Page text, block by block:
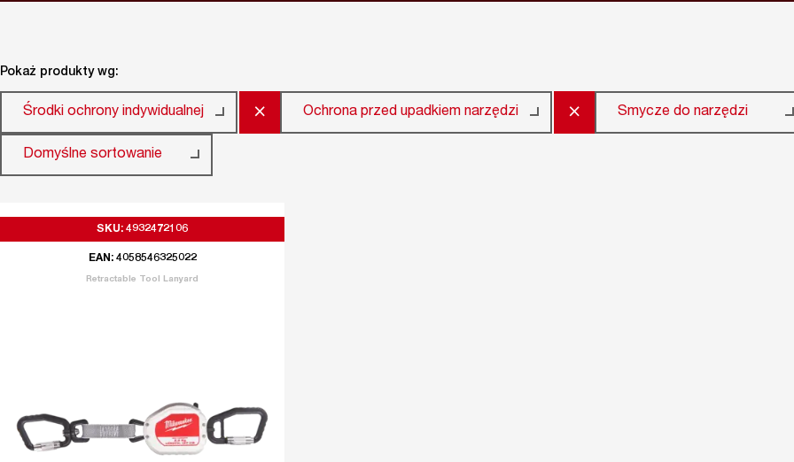
Pokaż produkty wg:
Środki ochrony indywidualnej × Ochrona przed upadkiem narzędzi × Smycze do narzędzi
Domyślne sortowanie
SKU: 4932472106
EAN: 4058546325022
Retractable Tool Lanyard